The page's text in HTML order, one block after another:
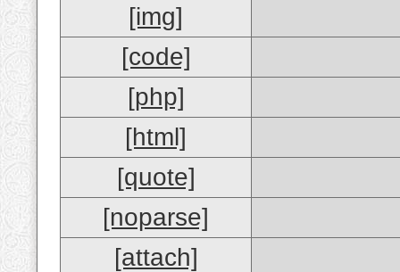
[img]
[code]
[php]
[html]
[quote]
[noparse]
[attach]